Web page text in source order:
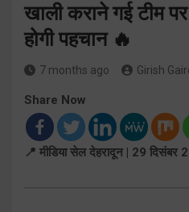
खाली कराने गई टीम
होगी पहचान 🔥
7 months ago Girish
Share Now
📍 मीडिया सेल देहरादून | 29 दिसंबर